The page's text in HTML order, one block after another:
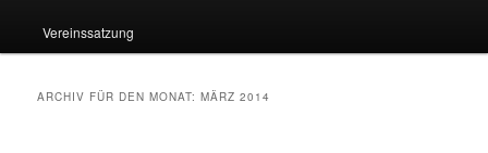
Vereinssatzung
ARCHIV FÜR DEN MONAT:MÄRZ 2014